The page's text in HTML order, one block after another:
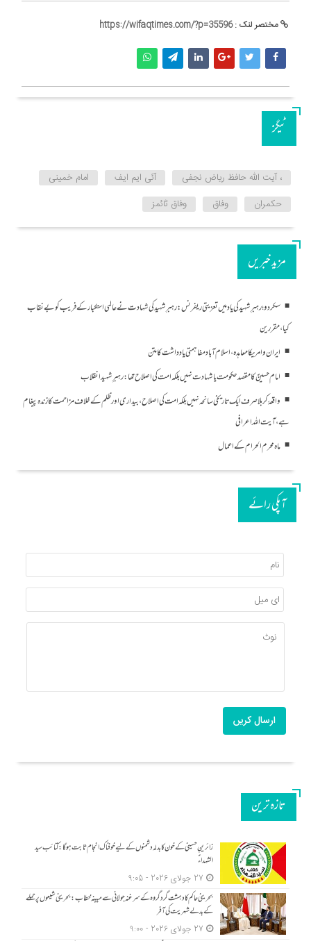
مختصر لنک :https://wifaqtimes.com/?p=35596
ٹیگز
، آیت اللہ حافظ ریاض نجفی آئی ایم ایف
امام خمینی
حکمران
وفاق وفاق ٹائمز
مزید خبریں
سکردو؛ رہبرِ شہید کی یاد میں تعزیتی ریفرنس: رہبرِ شہید کی شہادت نے عالمی استکبار کے فریب کو بے نقاب
کیا، مقررین
ایران و امریکا معاہدہ، اسلام آباد مفاہمتی یادداشت کا متن
امام حسینؑ کا مقصد حکومت یا شہادت نہیں بلکہ امت کی اصلاح تھا: رہبرِ شہید انقلاب
واقعۂ کربلا صرف ایک تاریخی سانحہ نہیں بلکہ امت کی اصلاح، بیداری اور ظلم کے خلاف مزاحمت کا زندہ پیغام
ہے، آیت اللہ اعرافی
ماہ محرم الحرام کے اعمال
آپکی رائے
ارسال کریں
تازه ترین
زائرینِ حسینی کے خون کا بدلہ دشمنوں کے لیے خوفناک انجام ثابت ہوگا: کتائب سید
الشہداءؑ
27 جولای 2026 - 9:05
بحرینی حاکم کا دہشت گرد گروہ کے سرغنہ جولانی سے مبینہ خطاب: بحرینی شیعوں پر حملے
کے بدلے شہریت کی آفر
27 جولای 2026 - 9:00